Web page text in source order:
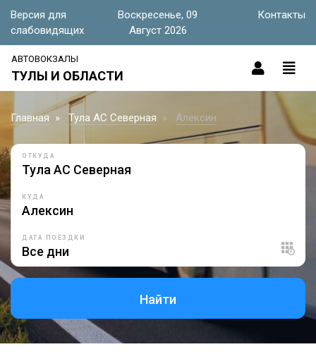
Версия для
слабовидящих
Воскресенье, 09
Август 2026
Контакты
АВТОВОКЗАЛЫ
ТУЛЫ И ОБЛАСТИ
Главная Тула АС Северная Алексин
ОТКУДА
КУДА
ДАТА ПОЕЗДКИ
Найти